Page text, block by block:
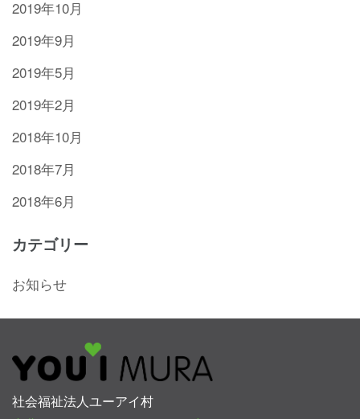
2019年10月
2019年9月
2019年5月
2019年2月
2018年10月
2018年7月
2018年6月
カテゴリー
お知らせ
社会福祉法人ユーアイ村